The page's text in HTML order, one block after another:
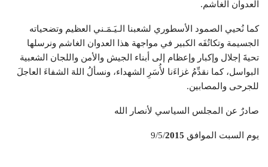
العدوان الغاشم.
كما نُحيي الصمود الأسطوري لشعبنا الـيَـمَـني العظيم وتضحياته
الجسيمة وتكاتُفَه الكبير في مواجهة هذا العدوان الغاشم ونرسلها
تحيةَ إجلال وإكبار وإعظام إلى أبناء الجيش والأمن واللجان الشعبية
البواسل، كما نقدِّمُ غزاءَنا لأُسَرِ الشهداء، ونسألُ اللهَ الشفاءَ العاجلَ
للجرحى والمصابين.
صادرٌ عن المجلس السياسي لأنصار الله
يوم السبت الموافق 9/5/ 2015